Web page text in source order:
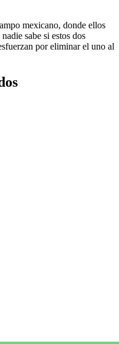
mexicano, donde ellos
sabe si estos dos
por eliminar el uno al